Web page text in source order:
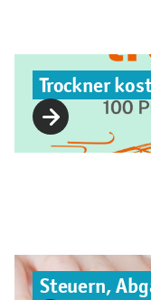
Trockner
Steuern,